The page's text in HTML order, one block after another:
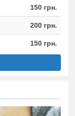
150 грн.
200 грн.
150 грн.